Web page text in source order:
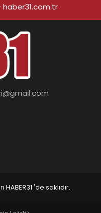
haber31.com.tr
'de saklıdır.